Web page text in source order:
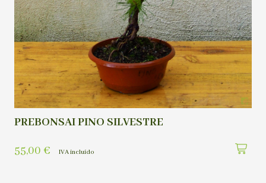
PREBONSAI PINO SILVESTRE
55,00 € IVA incluído